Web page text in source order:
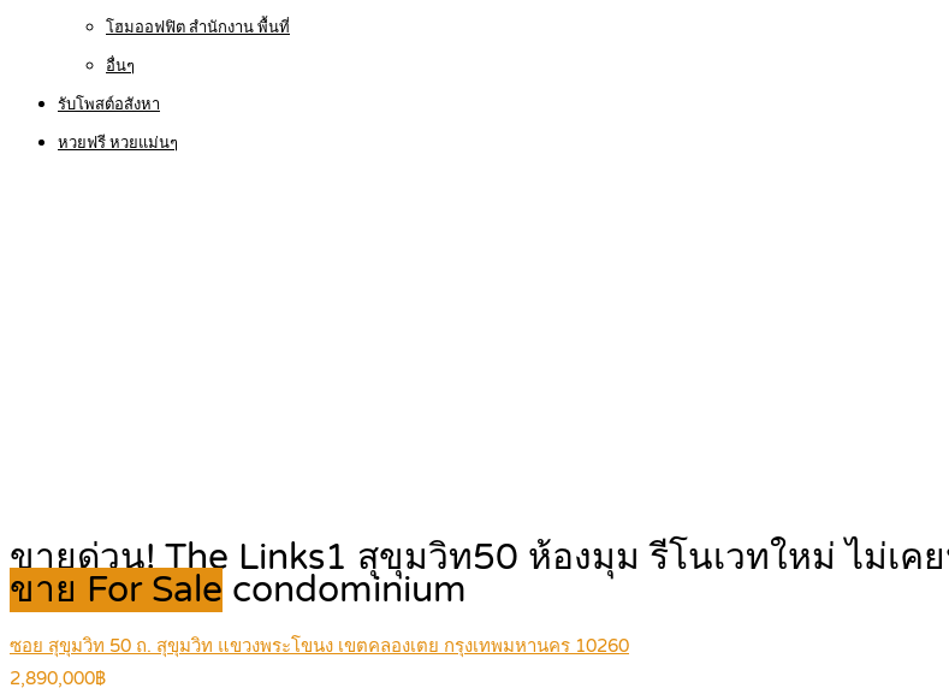
โฮมออฟฟิต สำนักงาน พื้นที่
อื่นๆ
รับโพสต์อสังหา
หวยฟรี หวยแม่นๆ
ขายด่วน! The Links1 สุขุมวิท50 ห้องมุม รีโนเวทใหม่ ไม่เ
ขาย For Sale condominium
ซอย สุขุมวิท 50 ถ. สุขุมวิท แขวงพระโขนง เขตคลองเตย กรุงเทพมหานคร 10260
2,890,000฿